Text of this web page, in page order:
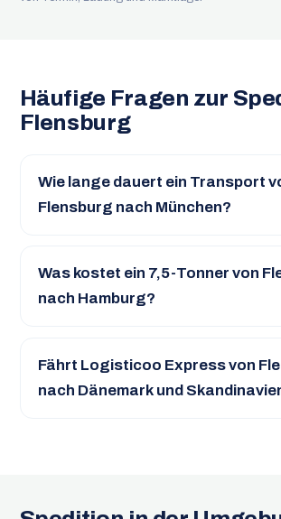
Häufige Fragen zur
Flensburg
Wie lange dauert ein Transport
Flensburg nach München?
Was kostet ein 7,5-Tonner von
nach Hamburg?
Fährt Logisticoo Express von
nach Dänemark und